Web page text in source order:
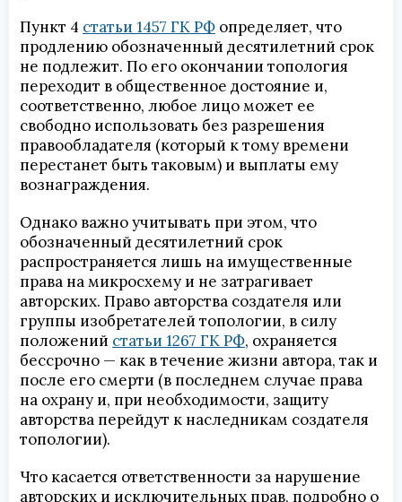
Пункт 4 статьи 1457 ГК РФ определяет, что
продлению обозначенный десятилетний срок
не подлежит. По его окончании топология
переходит в общественное достояние и,
соответственно, любое лицо может ее
свободно использовать без разрешения
правообладателя (который к тому времени
перестанет быть таковым) и выплаты ему
вознаграждения.
Однако важно учитывать при этом, что
обозначенный десятилетний срок
распространяется лишь на имущественные
права на микросхему и не затрагивает
авторских. Право авторства создателя или
группы изобретателей топологии, в силу
положений статьи 1267 ГК РФ, охраняется
бессрочно — как в течение жизни автора, так и
после его смерти (в последнем случае права
на охрану и, при необходимости, защиту
авторства перейдут к наследникам создателя
топологии).
Что касается ответственности за нарушение
авторских и исключительных прав, подробно о